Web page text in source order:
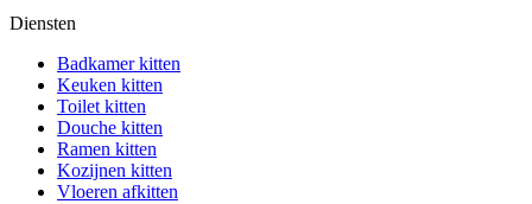
Diensten
Badkamer kitten
Keuken kitten
Toilet kitten
Douche kitten
Ramen kitten
Kozijnen kitten
Vloeren afkitten